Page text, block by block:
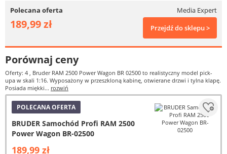
Polecana oferta Media Expert
189,99 zł Przejdź do sklepu >
Porównaj ceny
Oferty: 4 , Bruder RAM 2500 Power Wagon BR 02500 to realistyczny model pick-
upa w skali 1:16. Wyposażony w przeszkloną kabinę, otwierane drzwi i tylna klapę.
Posiada miękki... rozwiń
POLECANA OFERTA
BRUDER Samochód Profi RAM 2500
Power Wagon BR-02500
189,99 zł